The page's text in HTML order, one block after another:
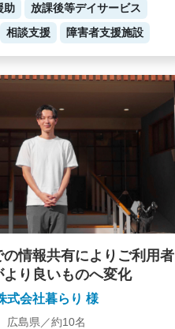
助
放課後等デイサービス
相談支援 障害者支援施設
情報共有によりご利用者
り良いものへ変化
式会社暮らり 様
広島県／約10名